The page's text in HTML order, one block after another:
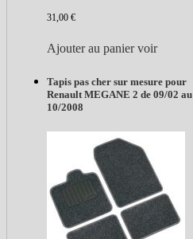
31,00 €
Ajouter au panier voir
Tapis pas cher sur mesure pour
Renault MEGANE 2 de 09/02 au
10/2008